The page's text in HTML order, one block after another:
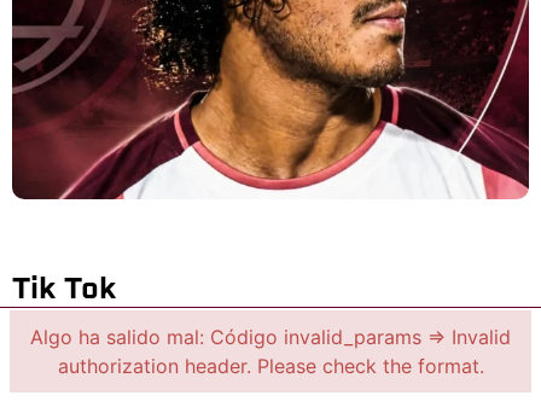
Tik Tok
Algo ha salido mal: Código invalid_params => Invalid
authorization header. Please check the format.